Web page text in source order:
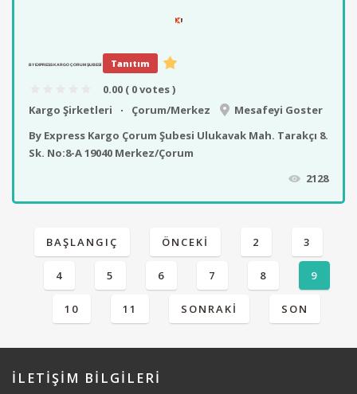
BY EXPRESS KARGO ÇORUM ŞUBESI Tanıtım
0.00 ( 0 votes )
Kargo Şirketleri
Çorum/Merkez
Mesafeyi Goster
By Express Kargo Çorum Şubesi Ulukavak Mah. Tarakçı 8.
Sk. No:8-A 19040 Merkez/Çorum
2128
BAŞLANGIÇ ÖNCEKI 2 3
4 5 6 7 8 9
10 11 SONRAKI SON
İLETİŞİM BİLGILERİ